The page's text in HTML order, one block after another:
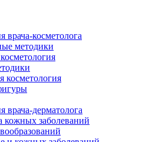
врача-косметолога
методики
косметология
врача-дерматолога
кожных заболеваний